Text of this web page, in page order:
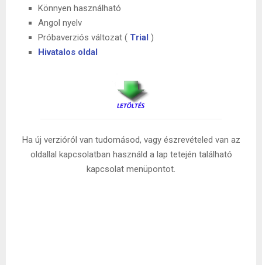
Könnyen használható
Angol nyelv
Próbaverziós változat ( Trial )
Hivatalos oldal
Ha új verzióról van tudomásod, vagy észrevételed van az
oldallal kapcsolatban használd a lap tetején található
kapcsolat menüpontot.